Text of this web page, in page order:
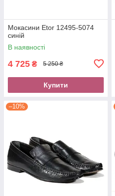
Мокасини Etor 12495-5074
синій
В наявності
4 725 ₴ 5 250 ₴
Купити
–10%